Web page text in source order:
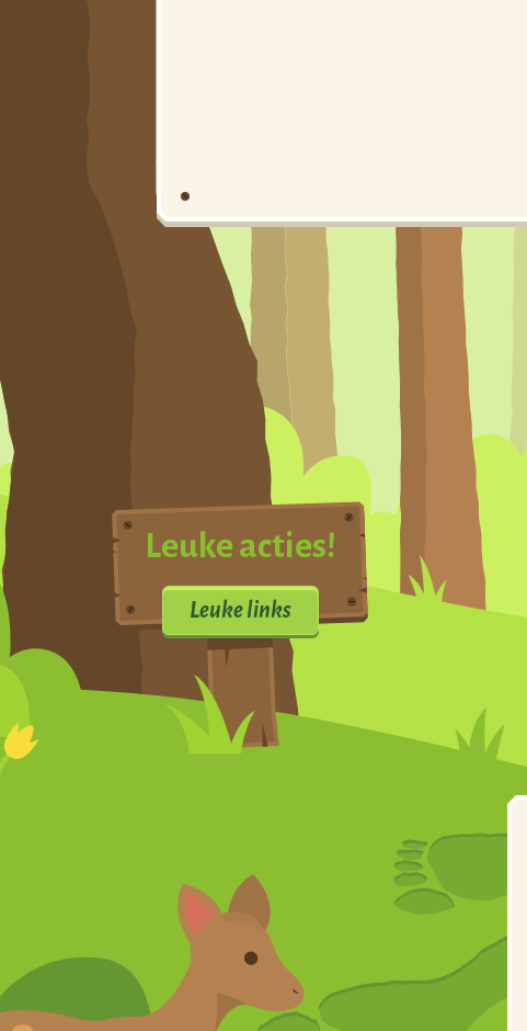
Leuke acties!
Leuke links